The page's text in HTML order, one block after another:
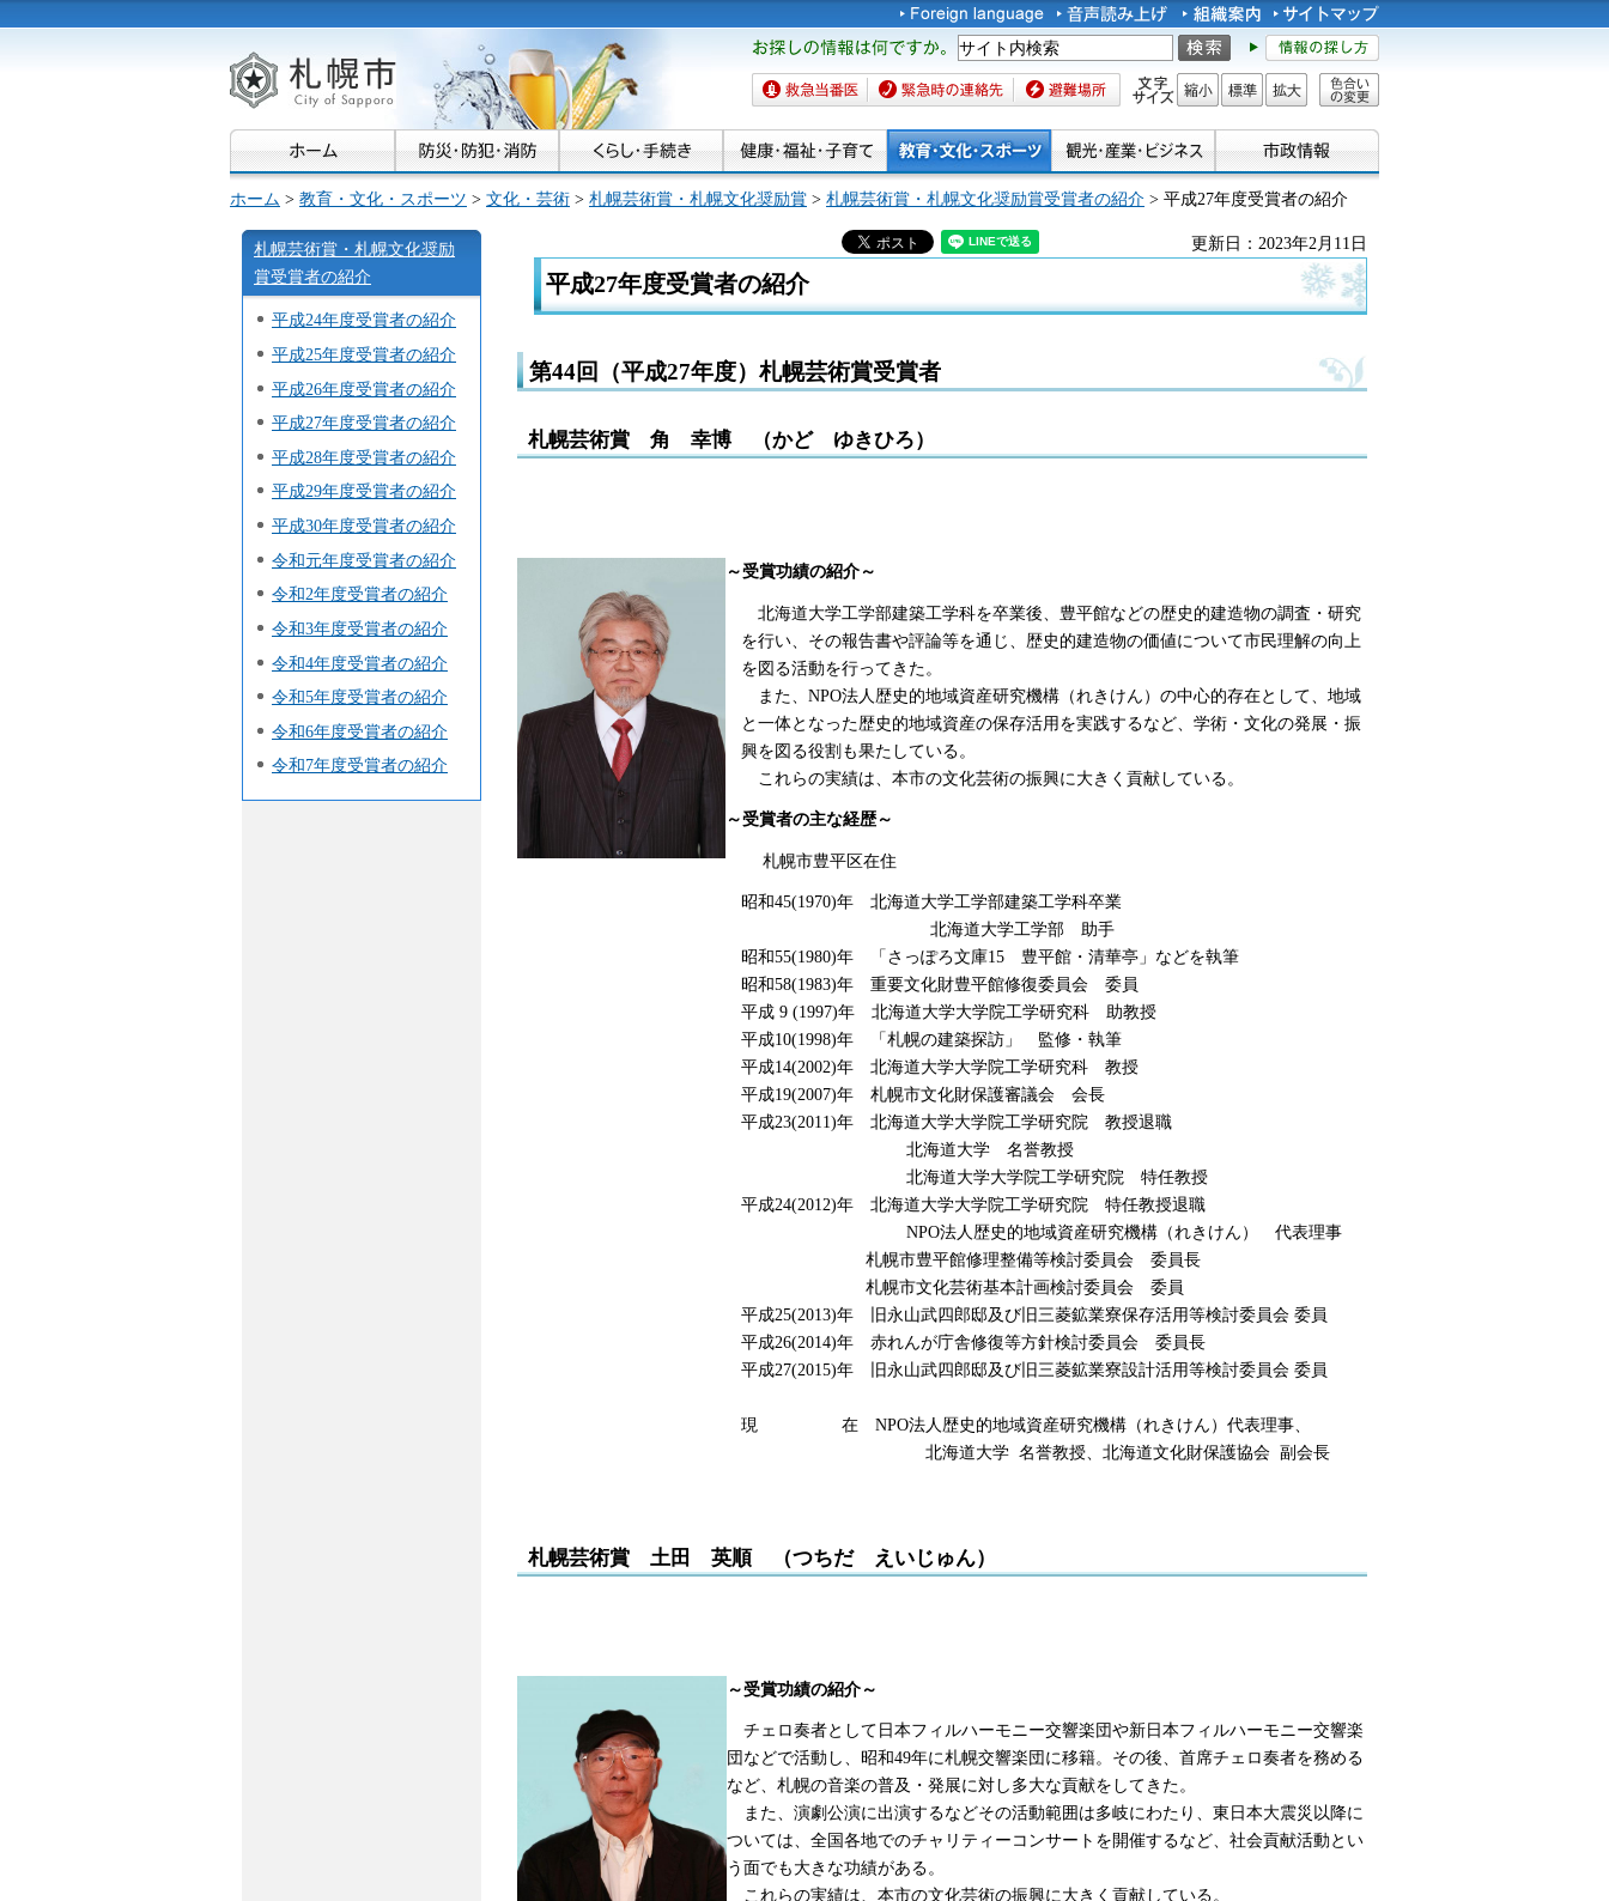
札幌市
お探しの情報は何です
か。
救急当番医 緊急時の連絡先 避難場所 文字サイズ
縮小 標準 拡大
色合い
ホーム > 教育・文化・スポーツ > 文化・芸術 > 札幌芸術賞・札幌文化奨励賞 > 札幌芸術賞・札幌文化奨励賞受賞者の紹介 > 平成27年度受賞者の紹介
札幌芸術賞・札幌文化奨励
賞受賞者の紹介
平成24年度受賞者の紹介
平成25年度受賞者の紹介
平成26年度受賞者の紹介
平成27年度受賞者の紹介
平成28年度受賞者の紹介
平成29年度受賞者の紹介
平成30年度受賞者の紹介
令和元年度受賞者の紹介
令和2年度受賞者の紹介
令和3年度受賞者の紹介
令和4年度受賞者の紹介
令和5年度受賞者の紹介
令和6年度受賞者の紹介
令和7年度受賞者の紹介
更新日：2023年2月11日
平成27年度受賞者の紹介
第44回（平成27年度）札幌芸術賞受賞者
札幌芸術賞 角 幸博 （かど ゆきひろ）
～受賞功績の紹介～
北海道大学工学部建築工学科を卒業後、豊平館などの歴史的建造物の調査・研究
を行い、その報告書や評論等を通じ、歴史的建造物の価値について市民理解の向上
を図る活動を行ってきた。
また、NPO法人歴史的地域資産研究機構（れきけん）の中心的存在として、地域
と一体となった歴史的地域資産の保存活用を実践するなど、学術・文化の発展・振
興を図る役割も果たしている。
これらの実績は、本市の文化芸術の振興に大きく貢献している。
～受賞者の主な経歴～
札幌市豊平区在住
昭和45(1970)年 北海道大学工学部建築工学科卒業
北海道大学工学部 助手
昭和55(1980)年 「さっぽろ文庫15 豊平館・清華亭」などを執筆
昭和58(1983)年 重要文化財豊平館修復委員会 委員
平成 9 (1997)年 北海道大学大学院工学研究科 助教授
平成10(1998)年 「札幌の建築探訪」 監修・執筆
平成14(2002)年 北海道大学大学院工学研究科 教授
平成19(2007)年 札幌市文化財保護審議会 会長
平成23(2011)年 北海道大学大学院工学研究院 教授退職
北海道大学 名誉教授
北海道大学大学院工学研究院 特任教授
平成24(2012)年 北海道大学大学院工学研究院 特任教授退職
NPO法人歴史的地域資産研究機構（れきけん） 代表理事
札幌市豊平館修理整備等検討委員会 委員長
札幌市文化芸術基本計画検討委員会 委員
平成25(2013)年 旧永山武四郎邸及び旧三菱鉱業寮保存活用等検討委員会 委員
平成26(2014)年 赤れんが庁舎修復等方針検討委員会 委員長
平成27(2015)年 旧永山武四郎邸及び旧三菱鉱業寮設計活用等検討委員会 委員
現 在 NPO法人歴史的地域資産研究機構（れきけん）代表理事、
北海道大学 名誉教授、北海道文化財保護協会 副会長
札幌芸術賞 土田 英順 （つちだ えいじゅん）
～受賞功績の紹介～
チェロ奏者として日本フィルハーモニー交響楽団や新日本フィルハーモニー交響楽
団などで活動し、昭和49年に札幌交響楽団に移籍。その後、首席チェロ奏者を務める
など、札幌の音楽の普及・発展に対し多大な貢献をしてきた。
また、演劇公演に出演するなどその活動範囲は多岐にわたり、東日本大震災以降に
ついては、全国各地でのチャリティーコンサートを開催するなど、社会貢献活動とい
う面でも大きな功績がある。
これらの実績は、本市の文化芸術の振興に大きく貢献している。